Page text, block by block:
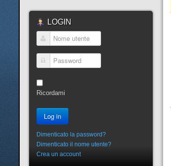
LOGIN
Nome utente
Password
Ricordami
Log in
Dimenticato la password?
Dimenticato il nome utente?
Crea un account